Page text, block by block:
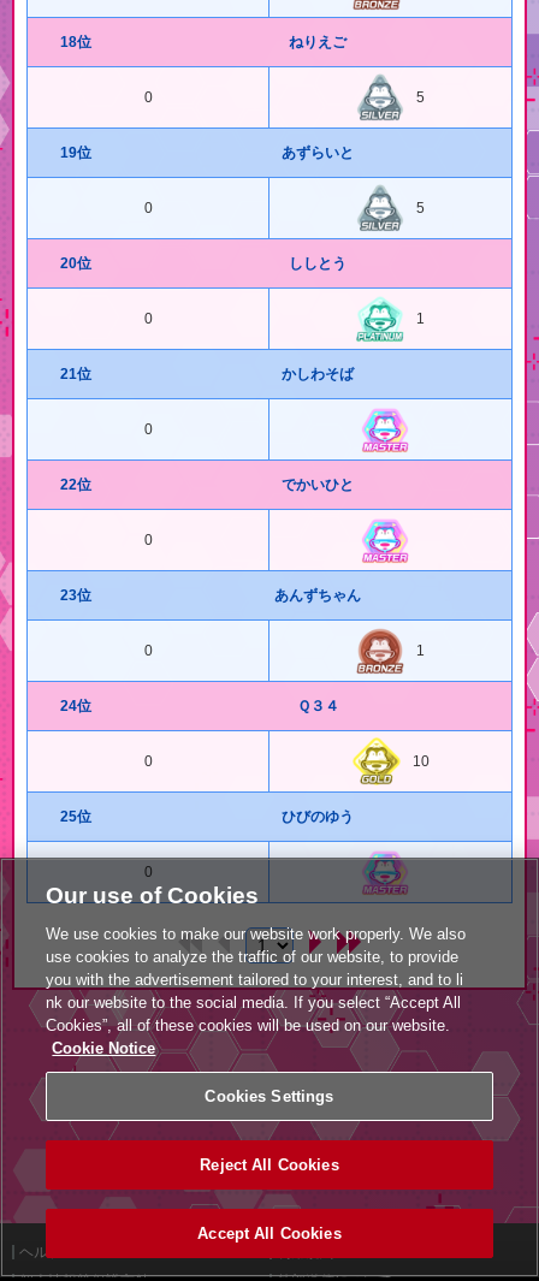
18位 ねりえご
0 5
19位 あずらいと
0 5
20位 ししとう
0 1
21位 かしわそば
0
22位 でかいひと
0
23位 あんずちゃん
0 1
24位 Ｑ３４
0 10
25位 ひびのゆう
0
ヘルプ
Our use of Cookies
We use cookies to make our website work properly. We also
use cookies to analyze the traffic of our website, to provide
you with the advertisement tailored to your interest, and to li
nk our website to the social media. If you select “Accept All
Cookies”, all of these cookies will be used on our website.
Cookie Notice
Cookies Settings
Reject All Cookies
Accept All Cookies